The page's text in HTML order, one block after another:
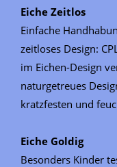
Eiche Zeitlos
Einfache
zeitloses Design:
im Eichen-Design
naturgetreues
kratzfesten und
Eiche Goldig
Besonders Kinder